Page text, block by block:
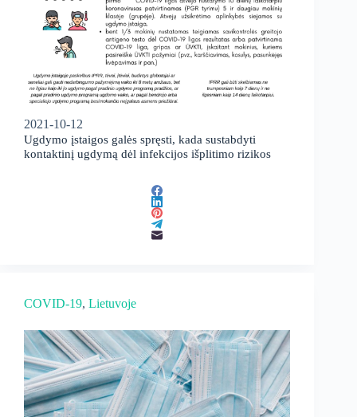
2021-10-12
Ugdymo įstaigos galės spręsti, kada sustabdyti
kontaktinį ugdymą dėl infekcijos išplitimo rizikos
COVID-19, Lietuvoje